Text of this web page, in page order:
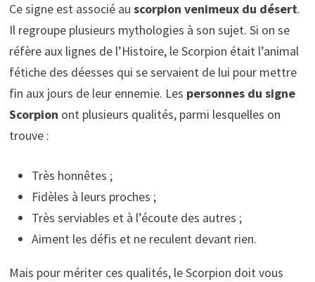
Ce signe est associé au scorpion venimeux du désert.
Il regroupe plusieurs mythologies à son sujet. Si on se
réfère aux lignes de l’Histoire, le Scorpion était l’animal
fétiche des déesses qui se servaient de lui pour mettre
fin aux jours de leur ennemie. Les personnes du signe
Scorpion ont plusieurs qualités, parmi lesquelles on
trouve :
Très honnêtes ;
Fidèles à leurs proches ;
Très serviables et à l’écoute des autres ;
Aiment les défis et ne reculent devant rien.
Mais pour mériter ces qualités, le Scorpion doit vous